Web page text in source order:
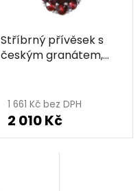
Stříbrný přívěsek s
českým granátem,
1 661 Kč bez DPH
2 010 Kč